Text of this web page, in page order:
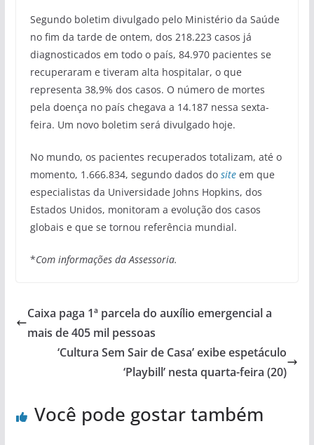
Segundo boletim divulgado pelo Ministério da Saúde
no fim da tarde de ontem, dos 218.223 casos já
diagnosticados em todo o país, 84.970 pacientes se
recuperaram e tiveram alta hospitalar, o que
representa 38,9% dos casos. O número de mortes
pela doença no país chegava a 14.187 nessa sexta-
feira. Um novo boletim será divulgado hoje.
No mundo, os pacientes recuperados totalizam, até o
momento, 1.666.834, segundo dados do siteem que
especialistas da Universidade Johns Hopkins, dos
Estados Unidos, monitoram a evolução dos casos
globais e que se tornou referência mundial.
*Com informações da Assessoria.
Caixa paga 1ª parcela do auxílio emergencial a
mais de 405 mil pessoas
‘Cultura Sem Sair de Casa’ exibe espetáculo
‘Playbill’ nesta quarta-feira (20)
Você pode gostar também